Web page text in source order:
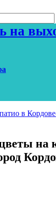
на
в
на